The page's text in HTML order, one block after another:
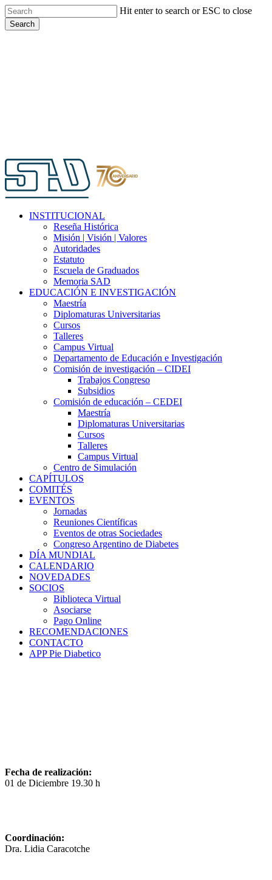
Skip
to
main
Hit enter to search or ESC to close
Search
Menu
INSTITUCIONAL
Reseña Histórica
Misión | Visión | Valores
Autoridades
Estatuto
Escuela de Graduados
Memoria SAD
EDUCACIÓN E INVESTIGACIÓN
Maestría
Diplomaturas Universitarias
Cursos
Talleres
Campus Virtual
Departamento de Educación e Investigación
Comisión de investigación – CIDEI
Trabajos Congreso
Subsidios
Comisión de educación – CEDEI
Maestría
Diplomaturas Universitarias
Cursos
Talleres
Campus Virtual
Centro de Simulación
CAPÍTULOS
COMITÉS
EVENTOS
Jornadas
Reuniones Científicas
Eventos de otras Sociedades
Congreso Argentino de Diabetes
DÍA MUNDIAL
CALENDARIO
NOVEDADES
SOCIOS
Biblioteca Virtual
Asociarse
Pago Online
RECOMENDACIONES
CONTACTO
APP Pie Diabetico
Fecha de realización:
01 de Diciembre 19.30 h
Coordinación:
Dra. Lidia Caracotche